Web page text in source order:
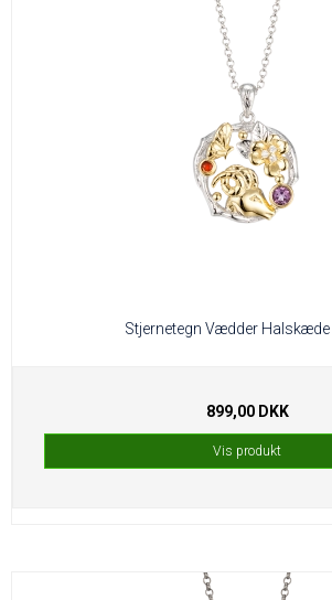
Stjernetegn Vædder Halskæde
899,00 DKK
Vis produkt